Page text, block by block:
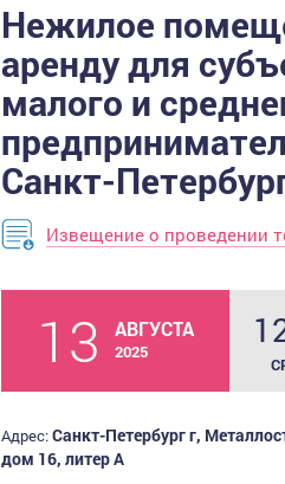
Нежилое
аренду для
малого и
Санкт-
Извещение о проведении
13 АВГУСТА
2025
Адрес:Санкт-Петербург г,
дом 16, литер А